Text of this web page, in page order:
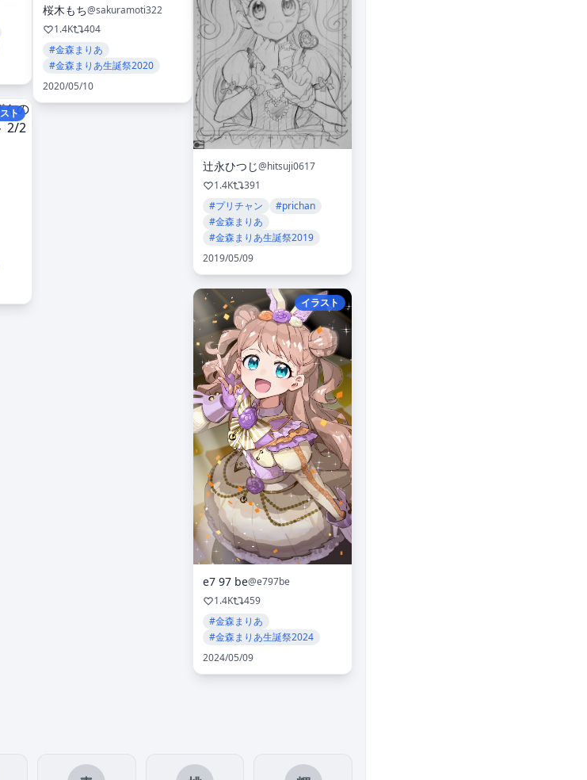
ト
桜木もち@sakuramoti322
1.4K
404
#金森まりあ
#金森まりあ生誕祭2020
2020/05/10
辻永ひつじ@hitsuji0617
1.4K
391
#プリチャン
#prichan
#金森まりあ
#金森まりあ生誕祭2019
2019/05/09
イラスト
e7 97 be@e797be
1.4K
459
#金森まりあ
#金森まりあ生誕祭2024
2024/05/09